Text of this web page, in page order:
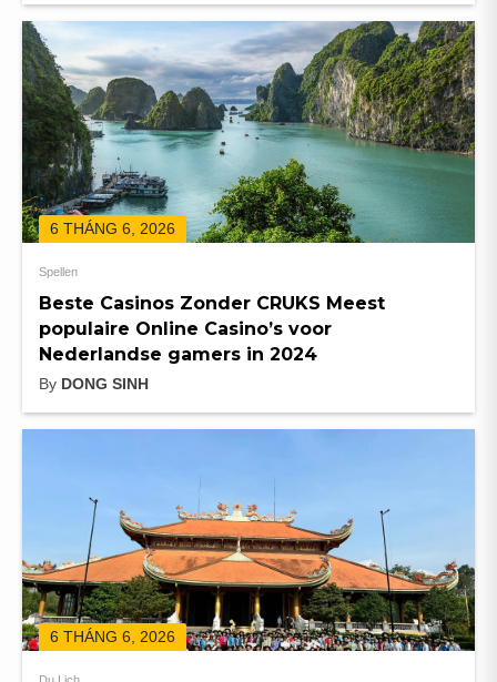
6 THÁNG 6, 2026
Spellen
Beste Casinos Zonder CRUKS Meest
populaire Online Casino’s voor
Nederlandse gamers in 2024
By DONG SINH
6 THÁNG 6, 2026